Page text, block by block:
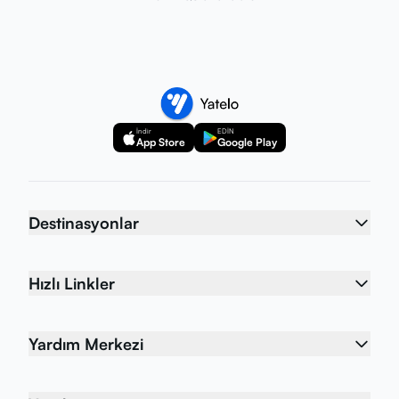
İndir
App Store
EDİN
Google Play
Destinasyonlar
Hızlı Linkler
Yardım Merkezi